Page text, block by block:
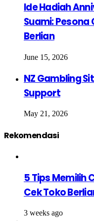
Ide Hadiah
Suami:
Berlian
June 15, 2026
NZ Gambling
Support
May 21, 2026
Rekomendasi
5 Tips Memilih
Cek Toko
3 weeks ago